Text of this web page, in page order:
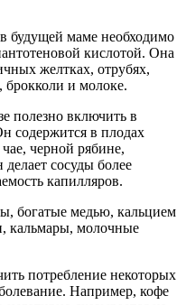
будущей маме необходимо
кислотой. Она
желтках, отрубях,
брокколи и молоке.
полезно включить в
содержится в плодах
черной рябине,
сосуды более
капилляров.
богатые медью, кальцием
кальмары, молочные
потребление некоторых
Например, кофе